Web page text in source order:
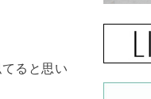
ると思い